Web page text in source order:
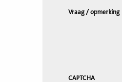
Vraag / opmerking
CAPTCHA